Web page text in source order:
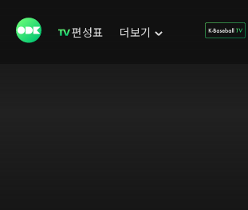
편성표 더보기